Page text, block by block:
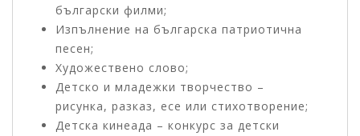
български филми;
Изпълнение на българска патриотична
песен;
Художествено слово;
Детско и младежки творчество –
рисунка, разказ, есе или стихотворение;
Детска кинеада – конкурс за детски